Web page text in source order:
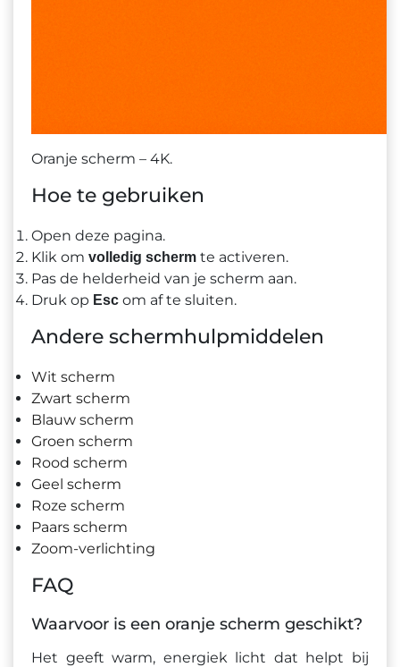
Oranje scherm – 4K.
Hoe te gebruiken
Open deze pagina.
Klik om volledig scherm te activeren.
Pas de helderheid van je scherm aan.
Druk op Esc om af te sluiten.
Andere schermhulpmiddelen
Wit scherm
Zwart scherm
Blauw scherm
Groen scherm
Rood scherm
Geel scherm
Roze scherm
Paars scherm
Zoom-verlichting
FAQ
Waarvoor is een oranje scherm geschikt?
Het geeft warm, energiek licht dat helpt bij